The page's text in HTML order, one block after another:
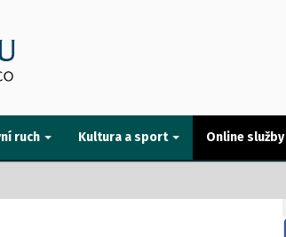
ruch Kultura a sport Online služby